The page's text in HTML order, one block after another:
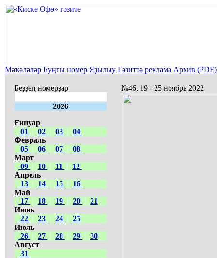
Мәҡәләләр Һуңғы номер Яҙылыу Гәзиттә реклама Архив (PDF)
Беҙҙең номерҙар
2026
Ғинуар
01
| 02 | 03 | 04
Февраль
05 | 06 | 07 | 08
Март
09 | 10 | 11 |
12
Апрель
13 | 14 | 15 |
16
Май
17 | 18 | 19 | 20 | 21
Июнь
22 | 23 | 24 | 25
Июль
26 | 27 | 28 | 29 | 30
Август
31
№46, 19 - 25 ноябрь 2022